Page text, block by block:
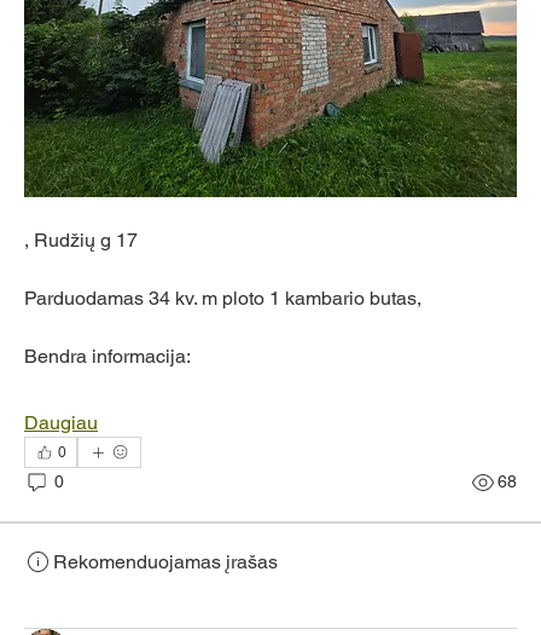
, Rudžių g 17
Parduodamas 34 kv. m ploto 1 kambario butas,
Bendra informacija:
Daugiau
0
0 68
Rekomenduojamas įrašas